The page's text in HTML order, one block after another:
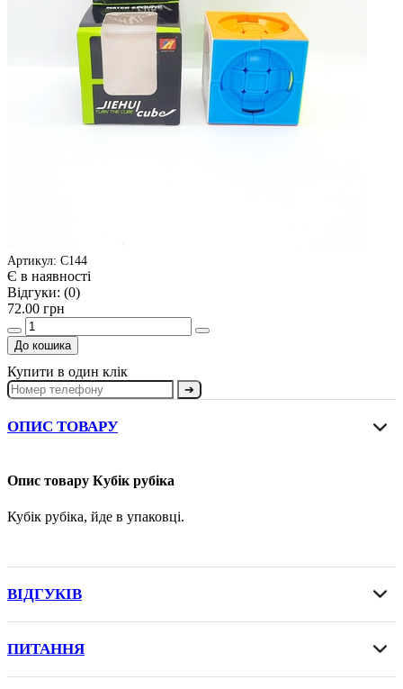
Артикул: С144
Є в наявності
Відгуки: (0)
72.00 грн
До кошика
Купити в один клік
➔
ОПИС ТОВАРУ
Опис товару Кубік рубіка
Кубік рубіка, йде в упаковці.
ВІДГУКІВ
ПИТАННЯ